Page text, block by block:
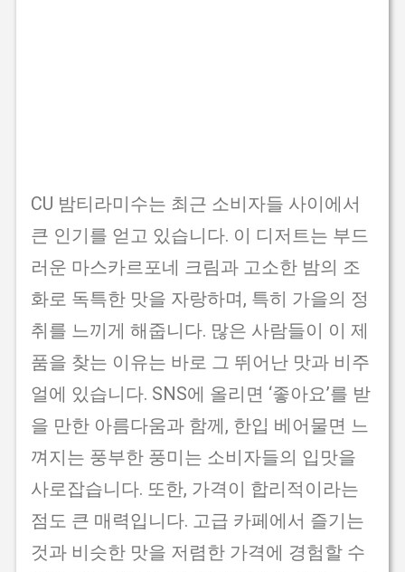
CU 밤티라미수는 최근 소비자들 사이에서
큰 인기를 얻고 있습니다. 이 디저트는 부드
러운 마스카르포네 크림과 고소한 밤의 조
화로 독특한 맛을 자랑하며, 특히 가을의 정
취를 느끼게 해줍니다. 많은 사람들이 이 제
품을 찾는 이유는 바로 그 뛰어난 맛과 비주
얼에 있습니다. SNS에 올리면 ‘좋아요’를 받
을 만한 아름다움과 함께, 한입 베어물면 느
껴지는 풍부한 풍미는 소비자들의 입맛을
사로잡습니다. 또한, 가격이 합리적이라는
점도 큰 매력입니다. 고급 카페에서 즐기는
것과 비슷한 맛을 저렴한 가격에 경험할 수